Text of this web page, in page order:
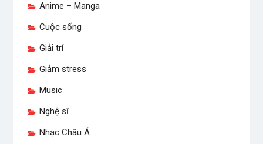
Anime – Manga
Cuộc sống
Giải trí
Giảm stress
Music
Nghệ sĩ
Nhạc Châu Á